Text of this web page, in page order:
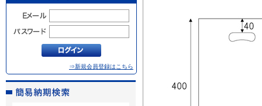
⇒新規会員登録はこちら